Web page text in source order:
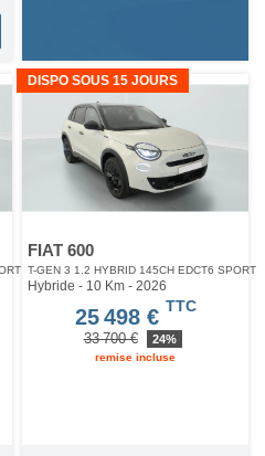
DISPO SOUS 15 JOURS
FIAT 600
T-GEN 3 1.2 HYBRID 145CH EDCT6 SPORT
Hybride - 10 Km- 2026
25 498 € TTC
33 700 € 24%
remise incluse